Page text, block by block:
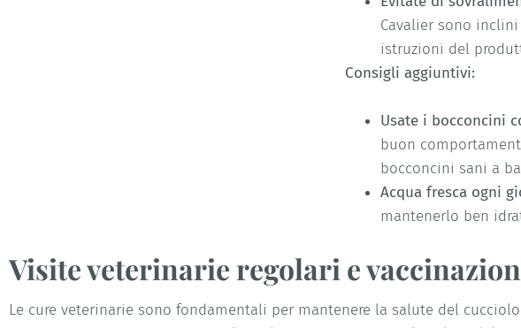
Cavalier sono
istruzioni del
Consigli aggiuntivi:
Usate i bocconcini
buon
bocconcini sani a
Acqua fresca ogni
mantenerlo ben
Visite veterinarie regolari e
Le cure veterinarie sono fondamentali per mantenere la salute del